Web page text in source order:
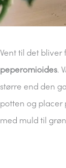
Vent til det bliver
peperomioides.
større end den
potten og
med muld til